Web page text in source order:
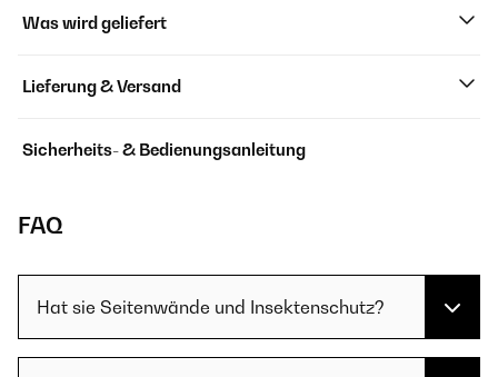
Was wird geliefert
Lieferung & Versand
Sicherheits- & Bedienungsanleitung
FAQ
Hat sie Seitenwände und Insektenschutz?